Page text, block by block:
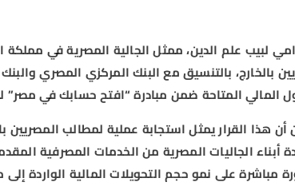
لبيب علم الدين، ممثل الجالية المصرية في مملكة
بالخارج، بالتنسيق مع البنك المركزي المصري
المالي المتاحة ضمن مبادرة “افتح حسابك في مصر”
أن هذا القرار يمثل استجابة عملية لمطالب المصريين
أبناء الجاليات المصرية من الخدمات المصرفية
على نمو حجم التحويلات المالية الواردة إلى